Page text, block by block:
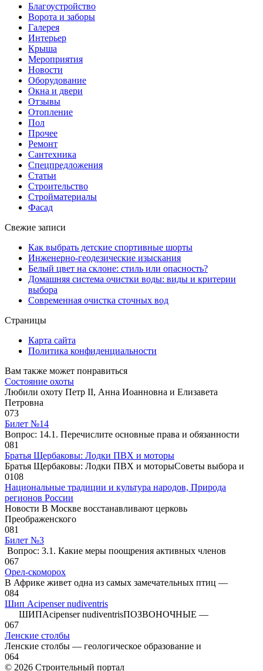
Благоустройство
Ворота и заборы
Галерея
Интерьер
Крыша
Мероприятия
Новости
Оборудование
Окна и двери
Отзывы
Отопление
Пол
Прочее
Ремонт
Сантехника
Спецпредложения
Статьи
Строительство
Стройматериалы
Фасад
Свежие записи
Как выбрать детские спортивные шорты
Инженерно-геодезические изыскания
Белый цвет на склоне: стиль или опасность?
Домашняя система очистки воды: виды и критерии
выбора
Современная очистка сточных вод
Страницы
Карта сайта
Политика конфиденциальности
Вам также может понравиться
Состояние охоты
Любили охоту Петр II, Анна Иоанновна и Елизавета
Петровна
073
Билет №14
Вопрос: 14.1. Перечислите основные права и обязанности
081
Братья Щербаковы: Лодки ПВХ и моторы
Братья Щербаковы: Лодки ПВХ и моторыCоветы выбора и
0108
Национальные традиции и культура народов, Природа
регионов России
Новости В Москве восстанавливают церковь
Преображенского
081
Билет №3
Вопрос: 3.1. Какие меры поощрения активных членов
067
Орел-скоморох
В Африке живет одна из самых замечательных птиц —
084
Шип Acipenser nudiventris
ШИПAcipenser nudiventrisПОЗВОНОЧНЫЕ —
067
Ленские столбы
Ленские столбы — геологическое образование и
064
© 2026 Строительный портал